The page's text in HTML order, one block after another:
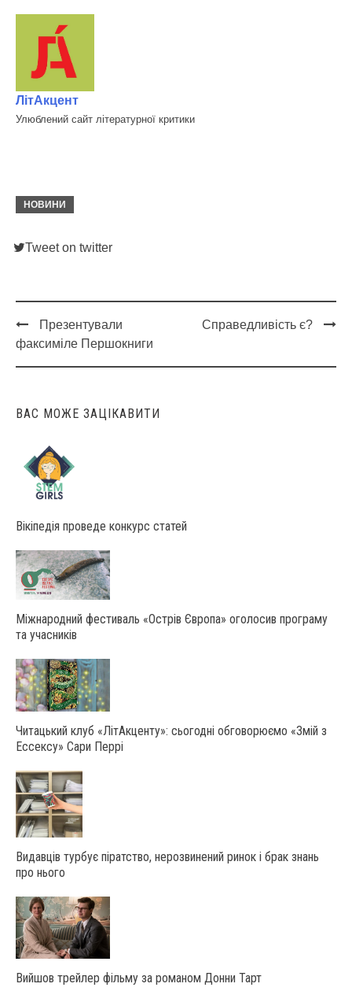
ЛітАкцент
Улюблений сайт літературної критики
НОВИНИ
Tweet on twitter
Post
navigation
Презентували
факсиміле Першокниги
Справедливість є?
ВАС МОЖЕ ЗАЦІКАВИТИ
Вікіпедія проведе конкурс статей
Міжнародний фестиваль «Острів Європа» оголосив програму
та учасників
Читацький клуб «ЛітАкценту»: сьогодні обговорюємо «Змій з
Ессексу» Сари Перрі
Видавців турбує піратство, нерозвинений ринок і брак знань
про нього
Вийшов трейлер фільму за романом Донни Тарт